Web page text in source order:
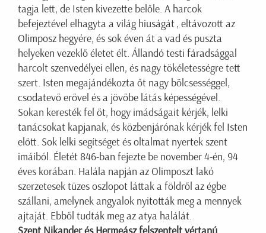
tagja lett, de Isten kivezette belőle. A harcok
befejeztével elhagyta a világ hiuságát ‚ eltávozott az
Olimposz hegyére, és sok éven át a vad és puszta
helyeken vezeklő életet élt. Állandó testi fáradsággal
harcolt szenvedélyei ellen, és nagy tökéletességre tett
szert. Isten megajándékozta őt nagy bölcsességgel,
csodatevő erővel és a jövőbe látás képességével.
Sokan keresték fel őt, hogy imádságait kérjék, lelki
tanácsokat kapjanak, és közbenjárónak kérjék fel Isten
előtt. Sok lelki segítséget és oltalmat nyertek szent
imáiból. Életét 846-ban fejezte be november 4-én, 94
éves korában. Halála napján az Olimposzt lakó
szerzetesek tüzes oszlopot láttak a földről az égbe
szállani, amelynek angyalok nyitották meg a mennyek
ajtaját. Ebből tudták meg az atya halálát.